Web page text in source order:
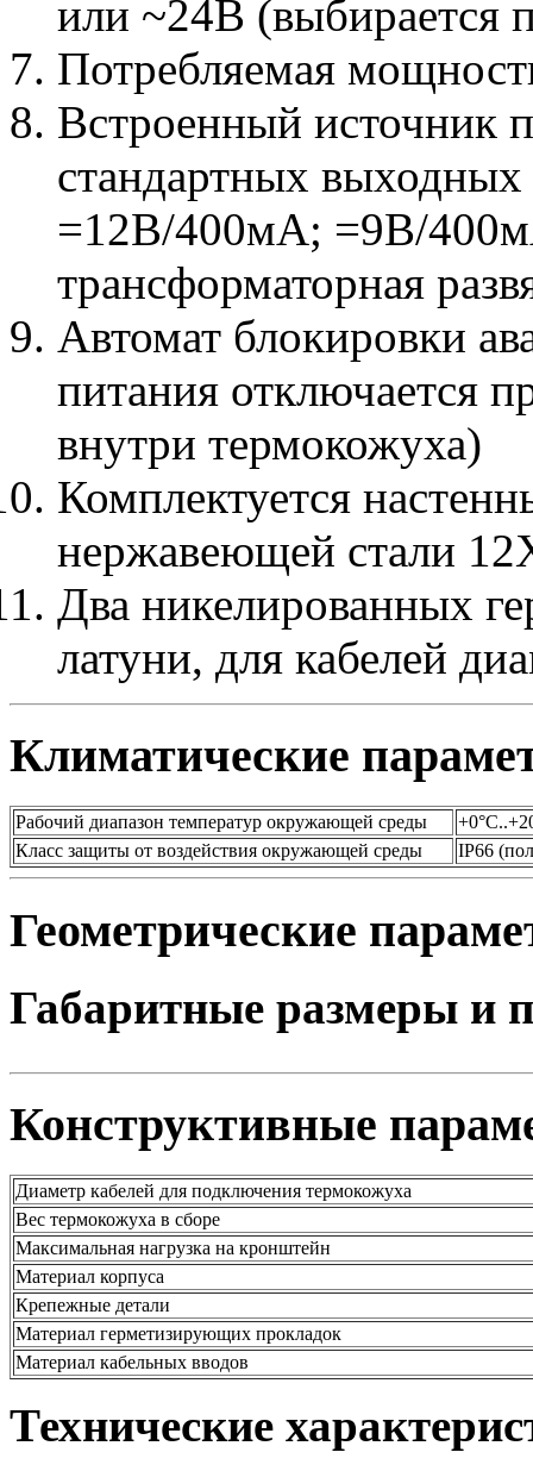
или ~24В (выбирается
Потребляемая
Встроенный источник
стандартных
=12В/400мА; =9В/
трансформаторная
Автомат блокировки
питания отключается
внутри термокожуха)
Комплектуется
нержавеющей стали
Два никелированных
латуни, для кабелей
Климатические
Рабочий диапазон температур окружающей среды +0°
Класс защиты от воздействия окружающей среды
IP66 (
Геометрические
Габаритные размеры и
Конструктивные
Диаметр кабелей для подключения термокожуха
Вес термокожуха в сборе
Максимальная нагрузка на кронштейн
Материал корпуса
Крепежные детали
Материал герметизирующих прокладок
Материал кабельных вводов
Технические